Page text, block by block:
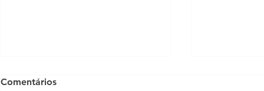
Comentários